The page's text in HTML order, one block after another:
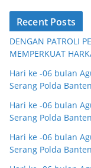
Recent Posts
DENGAN PATROLI
MEMPERKUAT
Hari ke -06 bulan
Serang Polda
Hari ke -06 bulan
Serang Polda
Hari ke -06 bulan
Serang Polda